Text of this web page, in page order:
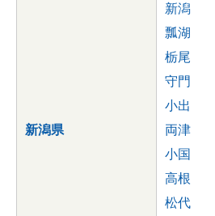
新潟県
新潟
瓢湖
栃尾
守門
小出
両津
小国
高根
松代